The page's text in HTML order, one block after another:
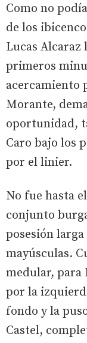
Como no
de los
Lucas Alcaraz
primeros
acercamiento
Morante,
oportunidad,
Caro bajo los
por el linier.
No fue hasta
conjunto
posesión
mayúsculas.
medular, para
por la
fondo y la
Castel,